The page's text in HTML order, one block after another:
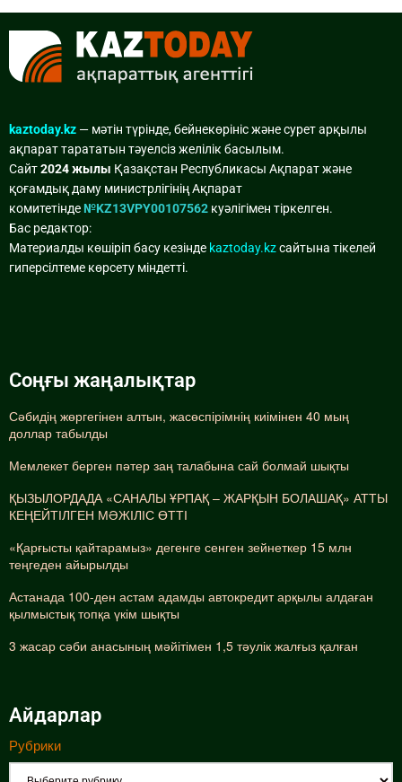
kaztoday.kz — мәтін түрінде, бейнекөрініс және сурет арқылы
ақпарат тарататын тәуелсіз желілік басылым.
Сайт2024 жылы Қазақстан Республикасы Ақпарат және
қоғамдық даму министрлігінің Ақпарат
комитетінде№KZ13VPY00107562 куәлігімен тіркелген.
Бас редактор:
Материалды көшіріп басу кезінде kaztoday.kzсайтына тікелей
гиперсілтеме көрсету міндетті.
Соңғы жаңалықтар
Сәбидің жөргегінен алтын, жасөспірімнің киімінен 40 мың
доллар табылды
Мемлекет берген пәтер заң талабына сай болмай шықты
ҚЫЗЫЛОРДАДА «САНАЛЫ ҰРПАҚ – ЖАРҚЫН БОЛАШАҚ» АТТЫ
КЕҢЕЙТІЛГЕН МӘЖІЛІС ӨТТІ
«Қарғысты қайтарамыз» дегенге сенген зейнеткер 15 млн
теңгеден айырылды
Астанада 100-ден астам адамды автокредит арқылы алдаған
қылмыстық топқа үкім шықты
3 жасар сәби анасының мәйітімен 1,5 тәулік жалғыз қалған
Айдарлар
Рубрики